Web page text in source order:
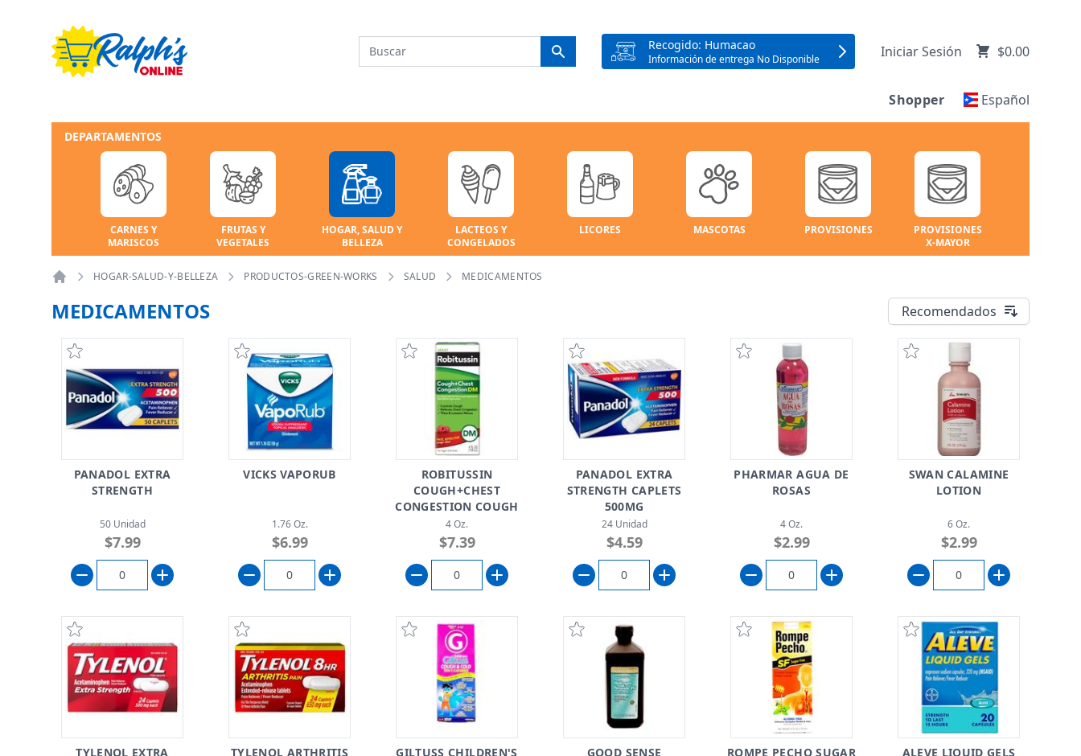
Recogido: Humacao
Información de entrega No Disponible Iniciar Sesión $0.00
Shopper Español
DEPARTAMENTOS
CARNES Y
MARISCOS
FRUTAS Y
VEGETALES
HOGAR, SALUD Y
BELLEZA
LACTEOS Y
CONGELADOS
LICORES MASCOTAS PROVISIONES
PROVISIONES
X-MAYOR
HOGAR-SALUD-Y-BELLEZA PRODUCTOS-GREEN-WORKS SALUD MEDICAMENTOS
MEDICAMENTOS Recomendados
PANADOL EXTRA
STRENGTH
50 Unidad
$7.99
VICKS VAPORUB
1.76 Oz.
$6.99
ROBITUSSIN
COUGH+CHEST
CONGESTION COUGH
RELIEF
4 Oz.
$7.39
PANADOL EXTRA
STRENGTH CAPLETS
500MG
24 Unidad
$4.59
PHARMAR AGUA DE
ROSAS
4 Oz.
$2.99
SWAN CALAMINE
LOTION
6 Oz.
$2.99
TYLENOL EXTRA
TYLENOL ARTHRITIS
GILTUSS CHILDREN'S
GOOD SENSE
ROMPE PECHO SUGAR
ALEVE LIQUID GELS